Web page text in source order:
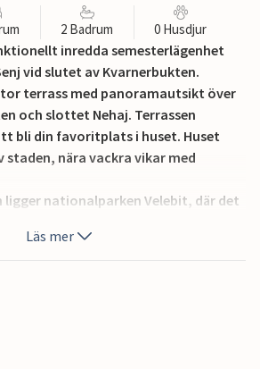
2 Badrum 0 Husdjur
inredda semesterlägenhet
vid slutet av Kvarnerbukten.
terrass med panoramautsikt över
och slottet Nehaj. Terrassen
bli din favoritplats i huset. Huset
staden, nära vackra vikar med
ligger nationalparken Velebit, där det
har ingång från den gemensamma
Läs mer